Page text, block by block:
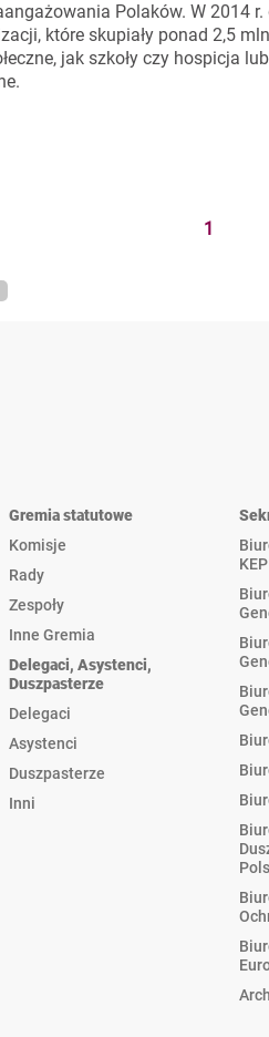
Polaków. W 2014 r.
które skupiały ponad 2,5
jak szkoły czy hospicja
1
Gremia statutowe
Komisje
Rady
Zespoły
Inne Gremia
Delegaci, Asystenci,
Duszpasterze
Delegaci
Asystenci
Duszpasterze
Inni
KEP